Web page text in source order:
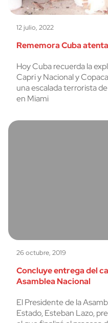
12 julio, 2022
Rememora Cuba
Hoy Cuba recuerda la
Capri y Nacional y
una escalada terrorista
en Miami
26 octubre, 2019
Concluye entrega del
Asamblea Nacional
El Presidente de la
Estado, Esteban Lazo,